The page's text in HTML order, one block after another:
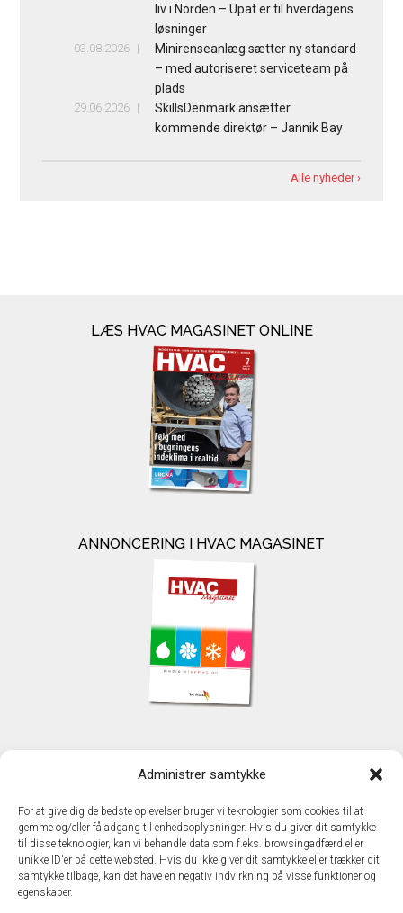
Administrer samtykke
For at give dig de bedste oplevelser bruger vi teknologier som cookies til at
gemme og/eller få adgang til enhedsoplysninger. Hvis du giver dit samtykke
til disse teknologier, kan vi behandle data som f.eks. browsingadfærd eller
unikke ID'er på dette websted. Hvis du ikke giver dit samtykke eller trækker dit
samtykke tilbage, kan det have en negativ indvirkning på visse funktioner og
egenskaber.
liv i Norden – Upat er til hverdagens
løsninger
03.08.2026
Minirenseanlæg sætter ny standard
– med autoriseret serviceteam på
plads
29.06.2026
SkillsDenmark ansætter
kommende direktør – Jannik Bay
Alle nyheder ›
LÆS HVAC MAGASINET ONLINE
ANNONCERING I HVAC MAGASINET
TechMedia A/S
DK - 2600 Glostrup
www.techmedia.dk
Telefon: +45 43 24 26 28
E-mail:info@techmedia.dk